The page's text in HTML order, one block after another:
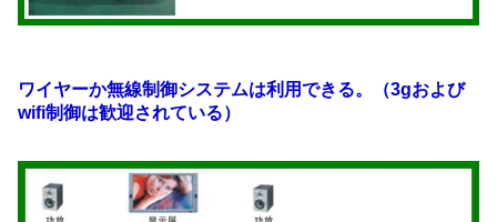
ワイヤーか無線制御システムは利用できる。（3gおよび
wifi制御は歓迎されている）